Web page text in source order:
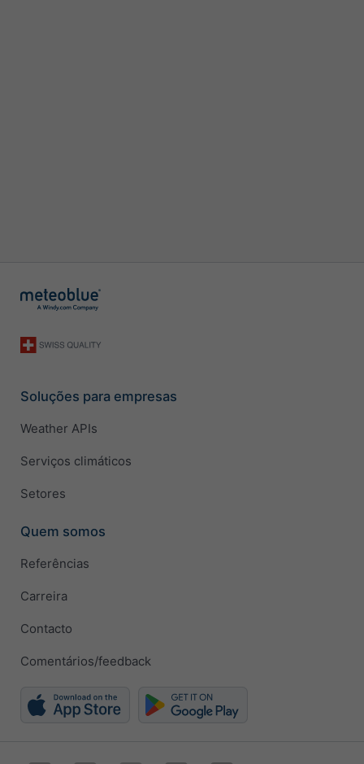
Soluções para empresas
Weather APIs
Serviços climáticos
Setores
Quem somos
Referências
Carreira
Contacto
Comentários/feedback